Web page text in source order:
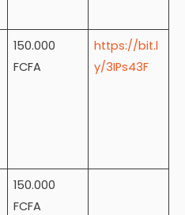
150.000
FCFA
https://bit.l
y/3IPs43F
150.000
FCFA